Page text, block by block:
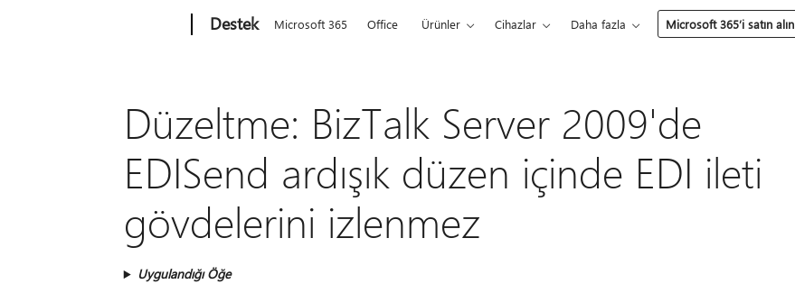
Destek Microsoft 365 Office Ürünler Cihazlar Daha fazla Microsoft 365’i satın alın
Düzeltme: BizTalk Server 2009'de
EDISend ardışık düzen içinde EDI ileti
gövdelerini izlenmez
Uygulandığı Öğe